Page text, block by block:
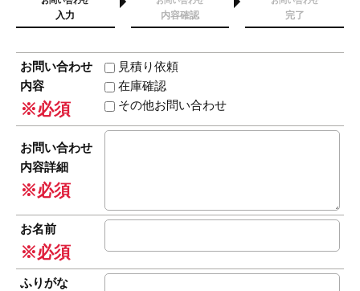
入力 内容確認 完了
お問い合わせ
内容
※必須
見積り依頼
在庫確認
その他お問い合わせ
お問い合わせ
内容詳細
※必須
お名前
※必須
ふりがな